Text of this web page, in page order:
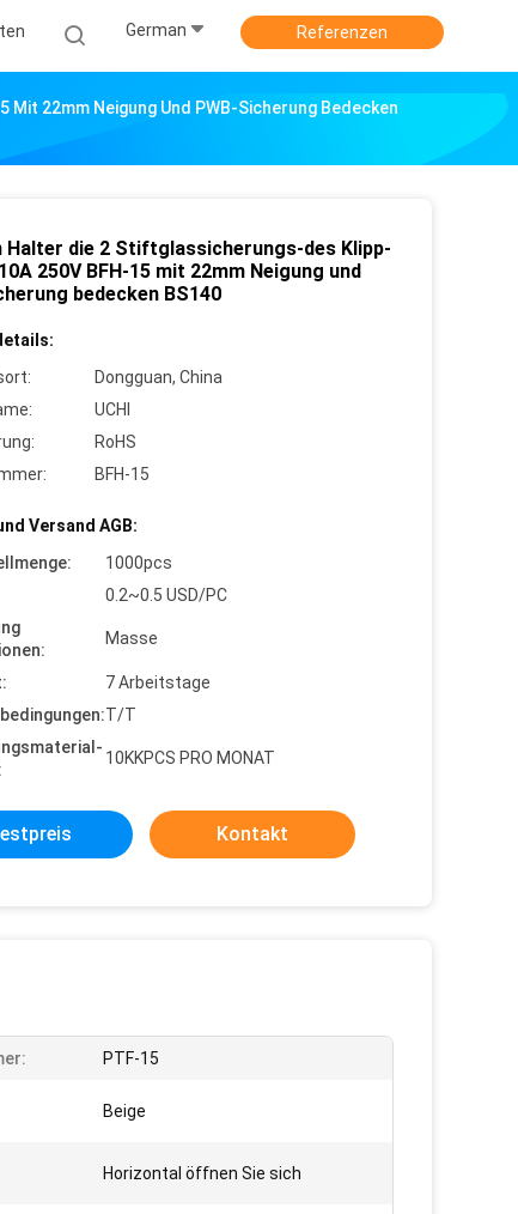
German Referenzen
22mm Neigung Und PWB-Sicherung Bedecken
Halter die 2 Stiftglassicherungs-des Klipp-
250V BFH-15 mit 22mm Neigung und
bedecken BS140
Dongguan, China
UCHI
RoHS
BFH-15
Versand AGB:
1000pcs
0.2~0.5 USD/PC
Masse
7 Arbeitstage
T/T
10KKPCS PRO MONAT
Kontakt
PTF-15
Beige
Horizontal öffnen Sie sich